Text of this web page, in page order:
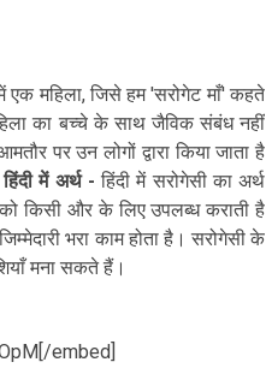
एक महिला, जिसे हम 'सरोगेट माँ' कहते
का बच्चे के साथ जैविक संबंध नहीं
पर उन लोगों द्वारा किया जाता है
में अर्थ - हिंदी में सरोगेसी का अर्थ
किसी और के लिए उपलब्ध कराती है
भरा काम होता है। सरोगेसी के
मना सकते हैं।
embed]